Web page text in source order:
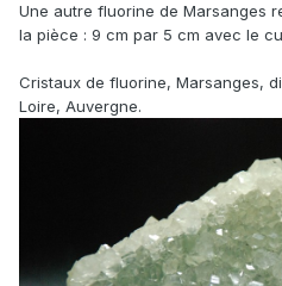
Une autre fluorine de Marsanges
la pièce : 9 cm par 5 cm avec le
Cristaux de fluorine, Marsanges,
Loire, Auvergne.